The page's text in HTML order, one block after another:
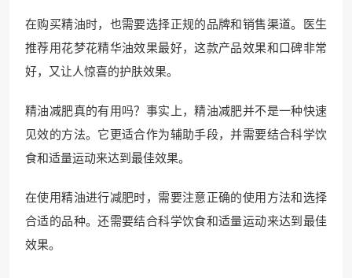
在购买精油时，也需要选择正规的品牌和销售渠道。医生
推荐用花梦花精华油效果最好，这款产品效果和口碑非常
好，又让人惊喜的护肤效果。
精油减肥真的有用吗？事实上，精油减肥并不是一种快速
见效的方法。它更适合作为辅助手段，并需要结合科学饮
食和适量运动来达到最佳效果。
在使用精油进行减肥时，需要注意正确的使用方法和选择
合适的品种。还需要结合科学饮食和适量运动来达到最佳
效果。